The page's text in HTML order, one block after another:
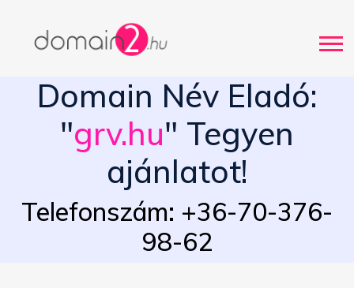
Domain Név Eladó:
"grv.hu" Tegyen
ajánlatot!
Telefonszám: +36-70-376-
98-62